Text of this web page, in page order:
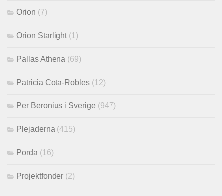
Orion (7)
Orion Starlight (1)
Pallas Athena (69)
Patricia Cota-Robles (12)
Per Beronius i Sverige (947)
Plejaderna (415)
Porda (16)
Projektfonder (2)